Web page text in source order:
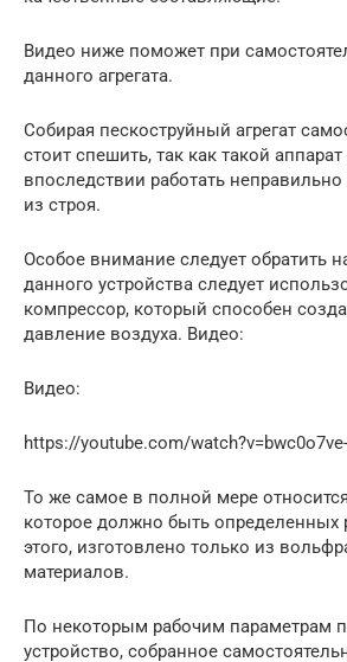
Видео ниже поможет при
данного агрегата.
Собирая пескоструйный агрегат
стоит спешить, так как такой
впоследствии работать
из строя.
Особое внимание следует обратить
данного устройства следует
компрессор, который способен
давление воздуха. Видео:
Видео:
https://youtube.com/
То же самое в полной мере
которое должно быть определенных
этого, изготовлено только из
материалов.
По некоторым рабочим параметрам
устройство, собранное